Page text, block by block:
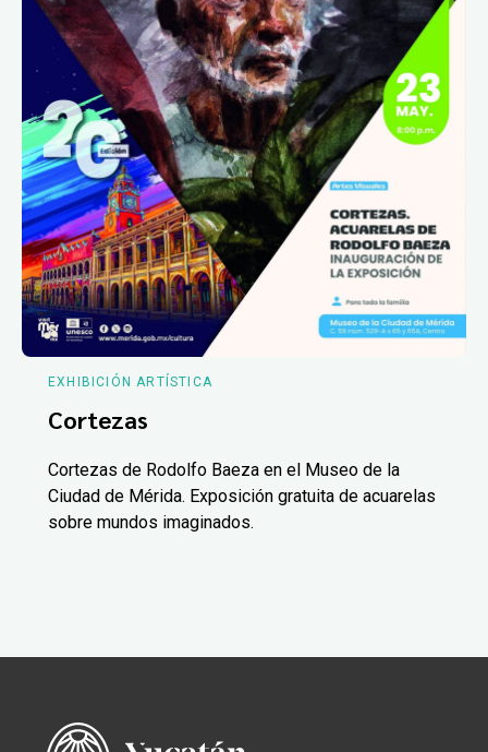
EXHIBICIÓN ARTÍSTICA
Cortezas
Cortezas de Rodolfo Baeza en el Museo de la
Ciudad de Mérida. Exposición gratuita de acuarelas
sobre mundos imaginados.